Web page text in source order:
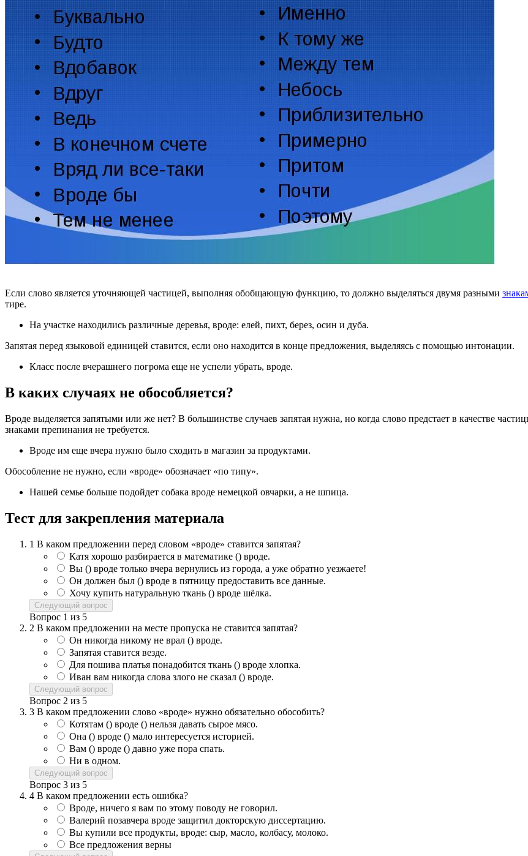
Если слово является уточняющей частицей, выполняя обобщающую функцию, то должно выделяться двумя разными
тире.
На участке находились различные деревья, вроде: елей, пихт, берез, осин и дуба.
Запятая перед языковой единицей ставится, если оно находится в конце предложения, выделяясь с помощью интонации.
Класс после вчерашнего погрома еще не успели убрать, вроде.
В каких случаях не обособляется?
Вроде выделяется запятыми или же нет? В большинстве случаев запятая нужна, но когда слово предстает в качестве
знаками препинания не требуется.
Вроде им еще вчера нужно было сходить в магазин за продуктами.
Обособление не нужно, если «вроде» обозначает «по типу».
Нашей семье больше подойдет собака вроде немецкой овчарки, а не шпица.
Тест для закрепления материала
1 В каком предложении перед словом «вроде» ставится запятая?
Катя хорошо разбирается в математике () вроде.
Вы () вроде только вчера вернулись из города, а уже обратно уезжаете!
Он должен был () вроде в пятницу предоставить все данные.
Хочу купить натуральную ткань () вроде шёлка.
Следующий вопрос
Вопрос 1 из 5
2 В каком предложении на месте пропуска не ставится запятая?
Он никогда никому не врал () вроде.
Запятая ставится везде.
Для пошива платья понадобится ткань () вроде хлопка.
Иван вам никогда слова злого не сказал () вроде.
Следующий вопрос
Вопрос 2 из 5
3 В каком предложении слово «вроде» нужно обязательно обособить?
Котятам () вроде () нельзя давать сырое мясо.
Она () вроде () мало интересуется историей.
Вам () вроде () давно уже пора спать.
Ни в одном.
Следующий вопрос
Вопрос 3 из 5
4 В каком предложении есть ошибка?
Вроде, ничего я вам по этому поводу не говорил.
Валерий позавчера вроде защитил докторскую диссертацию.
Вы купили все продукты, вроде: сыр, масло, колбасу, молоко.
Все предложения верны